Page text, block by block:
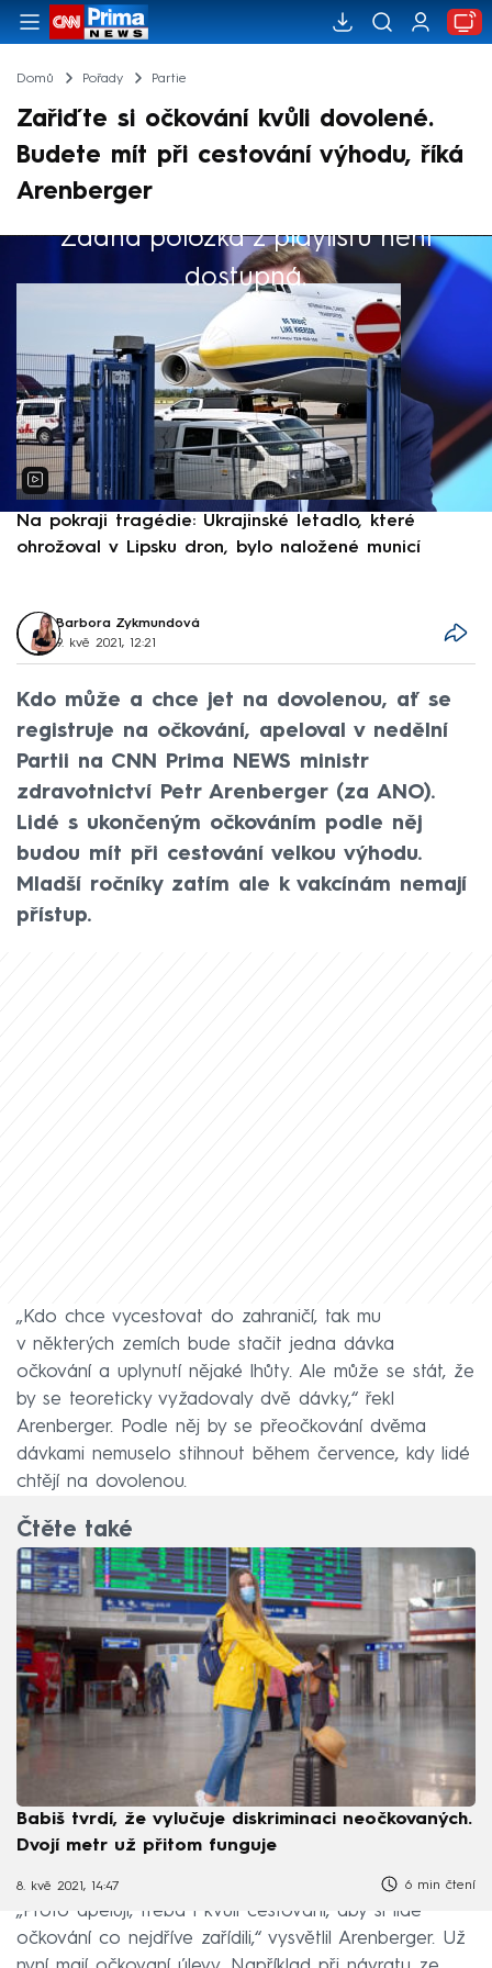
Domů Pořady Partie
Zařiďte si očkování kvůli dovolené.
Budete mít při cestování výhodu, říká
Arenberger
Žádná položka z playlistu není
dostupná.
Výběr redakce
Na pokraji tragédie: Ukrajinské letadlo, které
ohrožoval v Lipsku dron, bylo naložené municí
Barbora Zykmundová
9. kvě 2021, 12:21
Kdo může a chce jet na dovolenou, ať se
registruje na očkování, apeloval v nedělní
Partii na CNN Prima NEWS ministr
zdravotnictví Petr Arenberger (za ANO).
Lidé s ukončeným očkováním podle něj
budou mít při cestování velkou výhodu.
Mladší ročníky zatím ale k vakcínám nemají
přístup.
„Kdo chce vycestovat do zahraničí, tak mu
v některých zemích bude stačit jedna dávka
očkování a uplynutí nějaké lhůty. Ale může se stát, že
by se teoreticky vyžadovaly dvě dávky,“ řekl
Arenberger. Podle něj by se přeočkování dvěma
dávkami nemuselo stihnout během července, kdy lidé
chtějí na dovolenou.
Čtěte také
Babiš tvrdí, že vylučuje diskriminaci neočkovaných.
Dvojí metr už přitom funguje
8. kvě 2021, 14:47 6 min čtení
„Proto apeluji, třeba i kvůli cestování, aby si lidé
očkování co nejdříve zařídili,“ vysvětlil Arenberger. Už